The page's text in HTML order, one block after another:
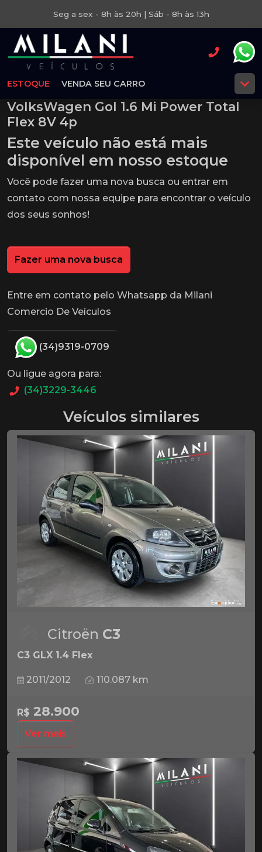
Seg a sex - 8h às 20h | Sáb - 8h às 13h
ESTOQUE VENDA SEU CARRO
VolksWagen Gol 1.6 Mi Power Total
Flex 8V 4p
Este veículo não está mais
disponível em nosso estoque
Você pode fazer uma nova busca ou entrar em
contato com nossa equipe para encontrar o veículo
dos seus sonhos!
Fazer uma nova busca
Entre em contato pelo Whatsapp da Milani
Comercio De Veículos
(34)9319-0709
Ou ligue agora para:
(34)3229-3446
Veículos similares
Citroën C3
C3 GLX 1.4 Flex
2011/2012 110.087 km
R$ 28.900
Ver mais